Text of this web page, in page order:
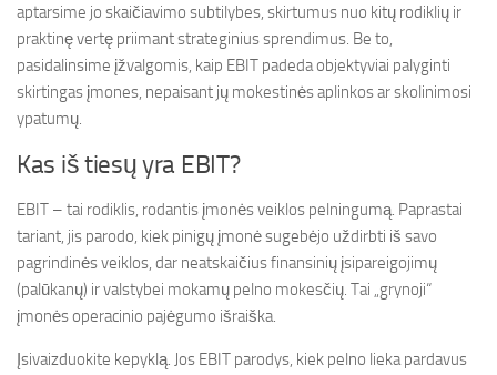
aptarsime jo skaičiavimo subtilybes, skirtumus nuo kitų rodiklių ir
praktinę vertę priimant strateginius sprendimus. Be to,
pasidalinsime įžvalgomis, kaip EBIT padeda objektyviai palyginti
skirtingas įmones, nepaisant jų mokestinės aplinkos ar skolinimosi
ypatumų.
Kas iš tiesų yra EBIT?
EBIT – tai rodiklis, rodantis įmonės veiklos pelningumą. Paprastai
tariant, jis parodo, kiek pinigų įmonė sugebėjo uždirbti iš savo
pagrindinės veiklos, dar neatskaičius finansinių įsipareigojimų
(palūkanų) ir valstybei mokamų pelno mokesčių. Tai „grynoji“
įmonės operacinio pajėgumo išraiška.
Įsivaizduokite kepyklą. Jos EBIT parodys, kiek pelno lieka pardavus